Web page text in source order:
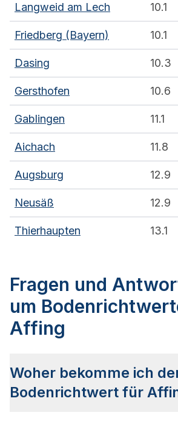
Langweid am Lech 10.1
Friedberg (Bayern) 10.1
Dasing 10.3
Gersthofen 10.6
Gablingen 11.1
Aichach 11.8
Augsburg 12.9
Neusäß 12.9
Thierhaupten 13.1
Fragen und
um
Affing
Woher bekomme ich
Bodenrichtwert für